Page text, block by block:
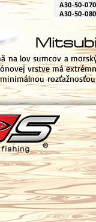
lov sumcov a
vrstve má